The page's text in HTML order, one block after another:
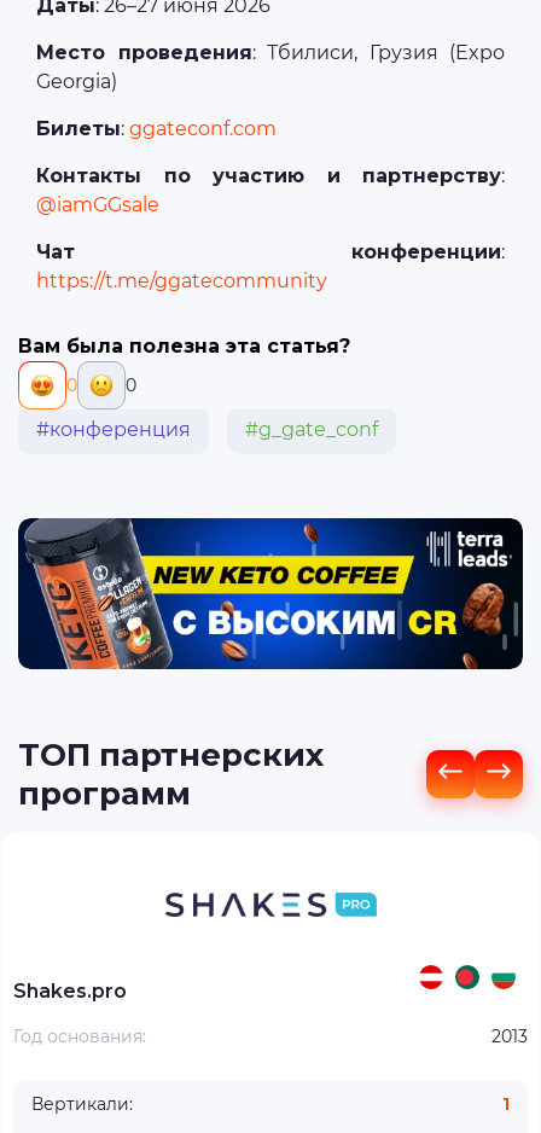
Даты: 26–27 июня 2026
Место проведения: Тбилиси, Грузия (Expo
Georgia)
Билеты: ggateconf.com
Контакты по участию и партнерству:
@iamGGsale
Чат конференции:
https://t.me/ggatecommunity
Вам была полезна эта статья?
0 0
#конференция #g_gate_conf
ТОП партнерских
программ
Shakes.pro
Год основания: 2013
Вертикали:
1